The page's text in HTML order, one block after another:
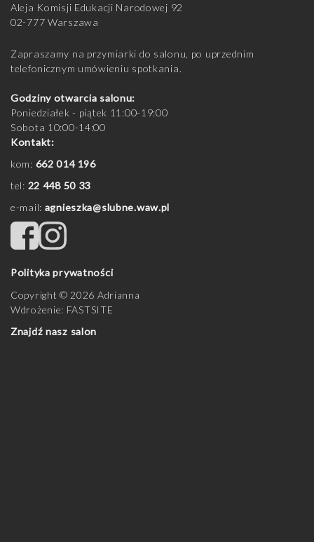
Aleja Komisji Edukacji Narodowej 92
02-777 Warszawa
Zapraszamy na przymiarki do salonu, po uprzednim
telefonicznym umówieniu spotkania.
Godziny otwarcia salonu:
Poniedziałek - piątek 11:00-19:00
Sobota 10:00-14:00
Kontakt:
kom: 662 014 196
tel: 22 448 50 33
e-mail: agnieszka@slubne.waw.pl
Polityka prywatności
Copyright © 2026 Adrianna
Wdrożenie: FASTSITE
Znajdź nasz salon